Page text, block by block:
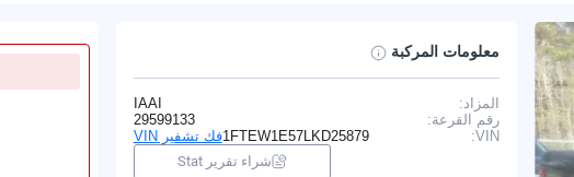
معلومات المركبة
المزاد:
IAAI
رقم القرعة:
29599133
VIN:
1FTEW1E57LKD25879فك تشفير VIN
شراء تقرير Stat